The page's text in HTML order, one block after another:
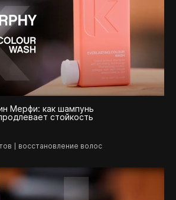
Мерфи: как шампунь
стойкость
восстановление волос